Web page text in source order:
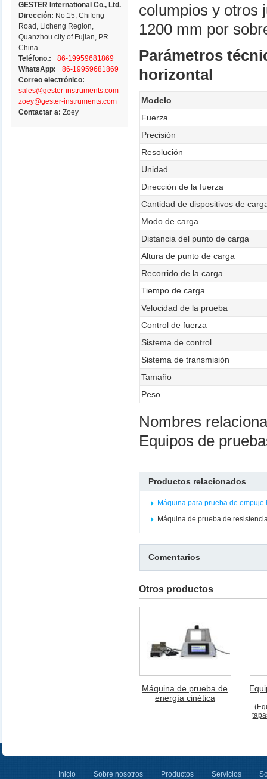
GESTER International Co., Ltd.
Dirección: No.15, Chifeng
Road, Licheng Region,
Quanzhou city of Fujian, PR
China.
Teléfono.: +86-19959681869
WhatsApp: +86-19959681869
Correo electrónico:
sales@gester-instruments.com
zoey@gester-instruments.com
Contactar a:Zoey
columpios y otros
1200 mm por
Parámetros
horizontal
Modelo
Fuerza
Precisión
Resolución
Unidad
Dirección de la fuerza
Cantidad de dispositivos de
Modo de carga
Distancia del punto de carga
Altura de punto de carga
Recorrido de la carga
Tiempo de carga
Velocidad de la prueba
Control de fuerza
Sistema de control
Sistema de transmisión
Tamaño
Peso
Nombres
Equipos de
Productos relacionados
Máquina para prueba de empuje
Máquina de prueba de
Comentarios
Otros productos
Máquina de prueba de
energía cinética
Inicio Sobre nosotros Productos Servicios